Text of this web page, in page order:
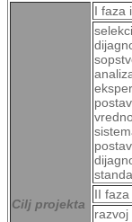
Cilj projekta
I faza
II
razvoj